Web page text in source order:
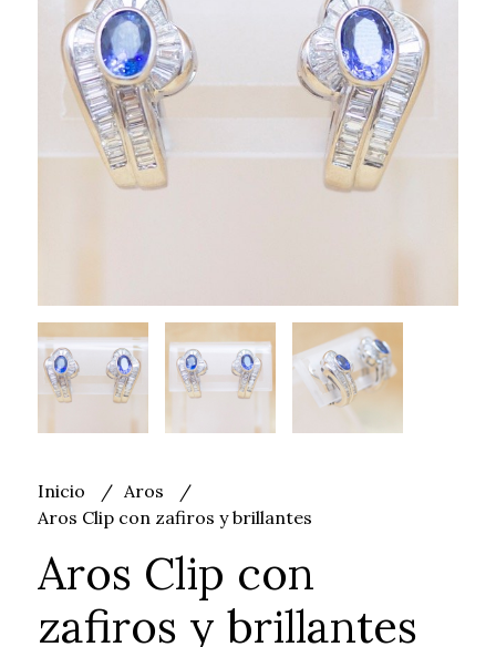
Inicio
Aros
Aros Clip con zafiros y brillantes
Aros Clip con
zafiros y brillantes